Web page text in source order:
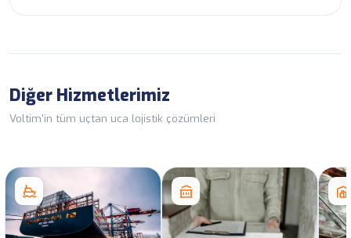
Diğer Hizmetlerimiz
Voltim'in tüm uçtan uca lojistik çözümleri